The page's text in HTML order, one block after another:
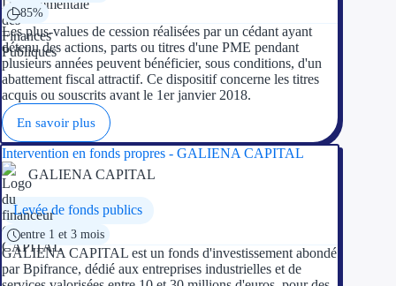
Nos guides
Nos partenaires
Contactez-nous
85%
Les plus-values de cession réalisées par un cédant ayant
détenu des actions, parts ou titres d'une PME pendant
plusieurs années peuvent bénéficier, sous conditions, d'un
abattement fiscal attractif. Ce dispositif concerne les titres
acquis ou souscrits avant le 1er janvier 2018.
En savoir plus
Intervention en fonds propres - GALIENA CAPITAL
GALIENA CAPITAL
Levée de fonds publics
entre 1 et 3 mois
GALIENA CAPITAL est un fonds d'investissement abondé
par Bpifrance, dédié aux entreprises industrielles et de